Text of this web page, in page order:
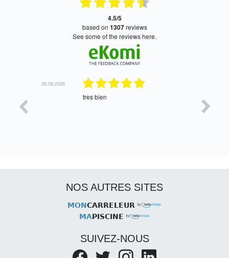
4.5/5
based on 1307reviews
see some of the reviews here.
NOS AUTRES SITES
MONCARRELEUR
MAPISCINE
SUIVEZ-NOUS